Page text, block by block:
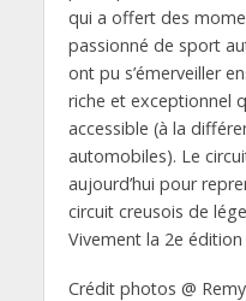
qui a offert des
passionné de sport
ont pu s’émerveiller
riche et exceptionnel
accessible (à la
automobiles). Le
aujourd’hui pour
circuit creusois de
Vivement la 2e édition
Crédit photos @